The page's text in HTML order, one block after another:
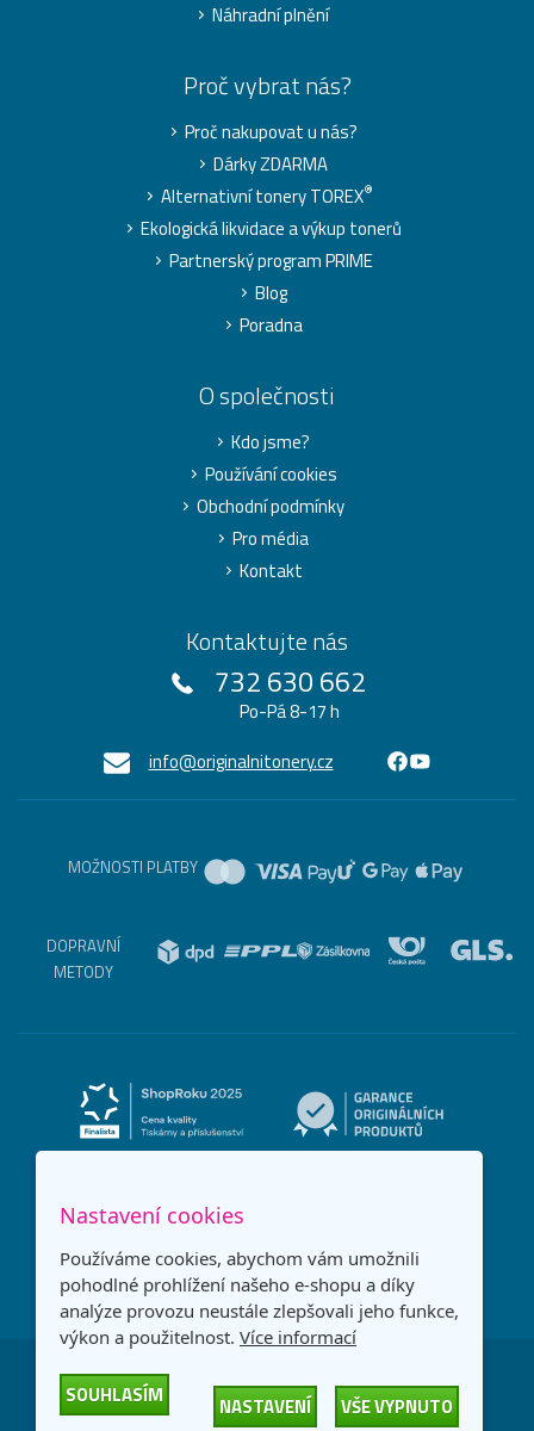
Náhradní plnění
Proč vybrat nás?
Proč nakupovat u nás?
Dárky ZDARMA
Alternativní tonery TOREX®
Ekologická likvidace a výkup tonerů
Partnerský program PRIME
Blog
Poradna
O společnosti
Kdo jsme?
Používání cookies
Obchodní podmínky
Pro média
Kontakt
Kontaktujte nás
732 630 662
Po-Pá 8-17 h
info@originalnitonery.cz
MOŽNOSTI PLATBY
DOPRAVNÍ
METODY
Česká republika Slovensko
Nastavení cookies
Používáme cookies, abychom vám umožnili
pohodlné prohlížení našeho e-shopu a díky
analýze provozu neustále zlepšovali jeho funkce,
výkon a použitelnost. Více informací
SOUHLASÍM NASTAVENÍ VŠE VYPNUTO